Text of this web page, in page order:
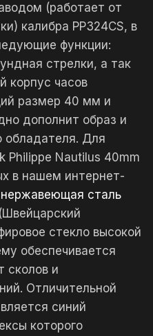
(работает от
калибра PP324CS, в
функции:
стрелки, а так
корпус часов
размер 40 мм и
дополнит образ и
обладателя. Для
Philippe Nautilus 40mm
в нашем интернет-
нержавеющая сталь
стекло высокой
обеспечивается
сколов и
Отличительной
синий
которого